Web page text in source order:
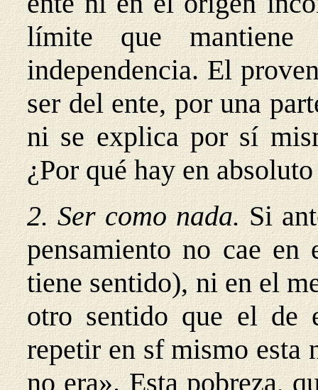
límite que
independencia. El
ser del ente, por una
ni se explica por sí
¿Por qué hay en
2. Ser como nada.Si
pensamiento no cae
tiene sentido), ni en el
otro sentido que el de
repetir ensf mismo esta
no era». Esta pobreza,